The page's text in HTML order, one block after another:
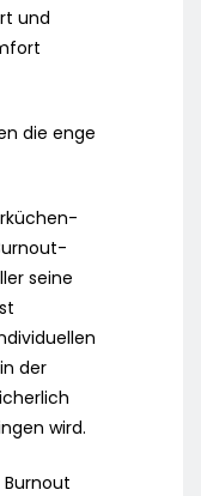
und
die enge
seine
der
wird.